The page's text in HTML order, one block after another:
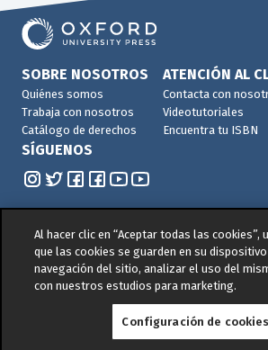
SOBRE NOSOTROS
Quiénes somos
Trabaja con nosotros
Catálogo de derechos
ATENCIÓN AL
Contacta con
Videotutoriales
Encuentra tu ISBN
SÍGUENOS
© 2026 -Oxford University Press. All
Política de privacidad|Política de
de Gestión de Calidad y Medio
Al hacer clic en “Aceptar todas las cookies”,
que las cookies se guarden en su
navegación del sitio, analizar el uso del
con nuestros estudios para marketing.
Configuración de cookies